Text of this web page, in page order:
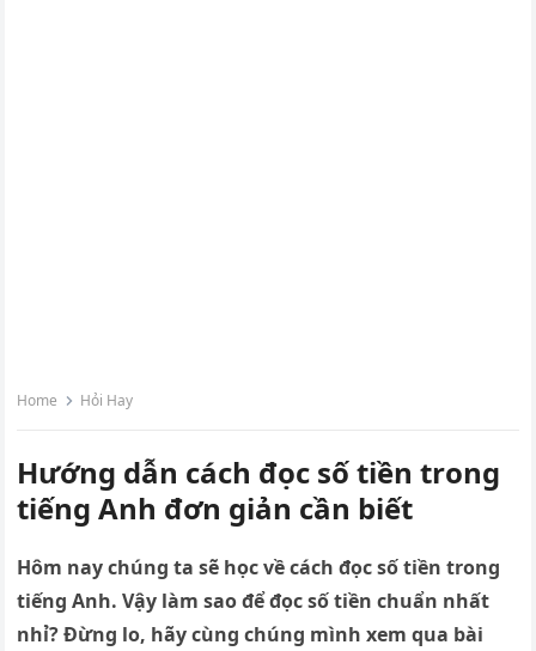
Home Hỏi Hay
Hướng dẫn cách đọc số tiền trong
tiếng Anh đơn giản cần biết
Hôm nay chúng ta sẽ học về cách đọc số tiền trong
tiếng Anh. Vậy làm sao để đọc số tiền chuẩn nhất
nhỉ? Đừng lo, hãy cùng chúng mình xem qua bài